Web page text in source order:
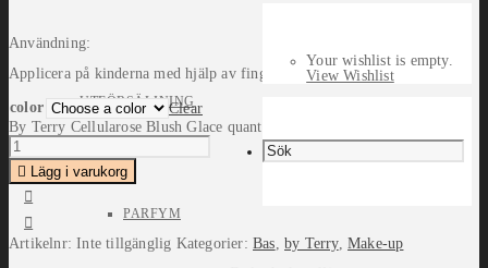
UTFÖRSÄLJNING
PARFYM
Your wishlist is empty.
View Wishlist
Användning:
Applicera på kinderna med hjälp av fingrarna och tona ut försiktigt.
color
Clear
By Terry Cellularose Blush Glace quantity
Lägg i varukorg
Artikelnr:Inte tillgänglig Kategorier:Bas,by Terry,Make-up